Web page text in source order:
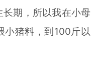
期，所以我在小母
小猪料，到100斤以